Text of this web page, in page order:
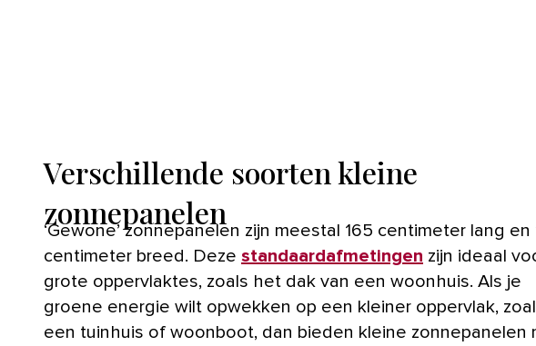
Verschillende soorten kleine
zonnepanelen
‘Gewone’ zonnepanelen zijn meestal 165 centimeter lang en 100
centimeter breed. Deze standaardafmetingen zijn ideaal
grote oppervlaktes, zoals het dak van een woonhuis. Als je
groene energie wilt opwekken op een kleiner oppervlak,
een tuinhuis of woonboot, dan bieden kleine zonnepanelen